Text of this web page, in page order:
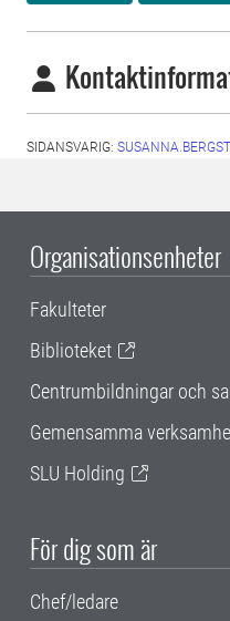
SIDANSVARIG:
Organisationsenheter
Fakulteter
Biblioteket
Centrumbildningar och
Gemensamma
SLU Holding
För dig som är
Chef/ledare